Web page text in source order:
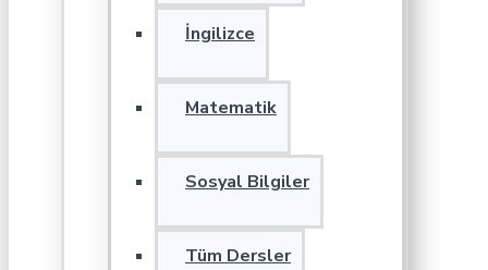
İngilizce
Matematik
Sosyal Bilgiler
Tüm Dersler